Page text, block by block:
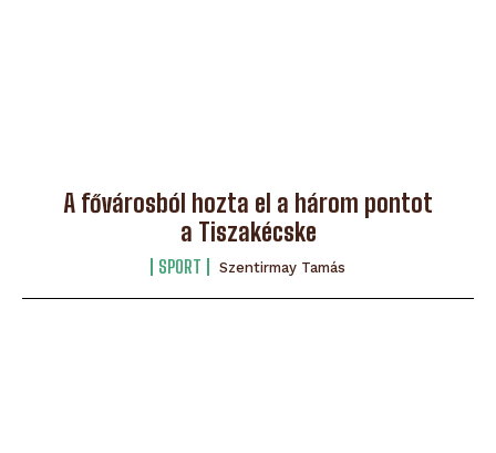
A fővárosból hozta el a három pontot
a Tiszakécske
SPORT Szentirmay Tamás